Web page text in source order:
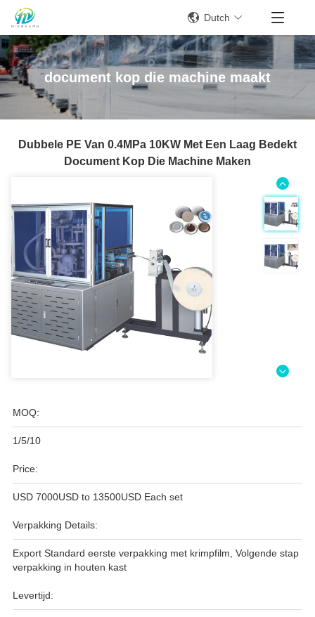
Dutch
document kop die machine maakt
Dubbele PE Van 0.4MPa 10KW Met Een Laag Bedekt
Document Kop Die Machine Maken
MOQ:
1/5/10
Price:
USD 7000USD to 13500USD Each set
Verpakking Details:
Export Standard eerste verpakking met krimpfilm, Volgende stap
verpakking in houten kast
Levertijd: